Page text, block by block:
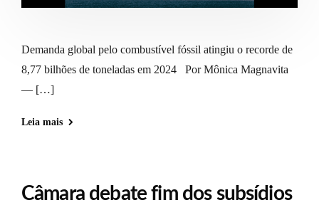
Demanda global pelo combustível fóssil atingiu o recorde de
8,77 bilhões de toneladas em 2024 Por Mônica Magnavita
— […]
Leia mais
Câmara debate fim dos subsídios